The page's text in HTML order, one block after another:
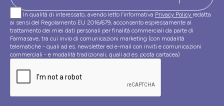
In qualità di interessato, avendo letto l’informativa Privacy Policy redatta
ai sensi del Regolamento EU 2016/679, acconsento espressamente al
trattamento dei miei dati personali per finalità commerciali da parte di
Farmasave, tra cui invio di comunicazioni marketing (con modalità
telematiche - quali ad es. newsletter ed e-mail con inviti e comunicazioni
commerciali - e modalità tradizionali, quali ad es. posta cartacea)